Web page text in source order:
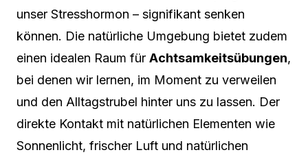
unser Stresshormon – signifikant senken
können. Die natürliche Umgebung bietet zudem
einen idealen Raum für Achtsamkeitsübungen,
bei denen wir lernen, im Moment zu verweilen
und den Alltagstrubel hinter uns zu lassen. Der
direkte Kontakt mit natürlichen Elementen wie
Sonnenlicht, frischer Luft und natürlichen